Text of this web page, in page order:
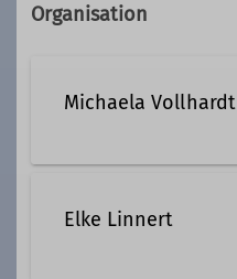
Organisation
Michaela Vollhardt
Elke Linnert